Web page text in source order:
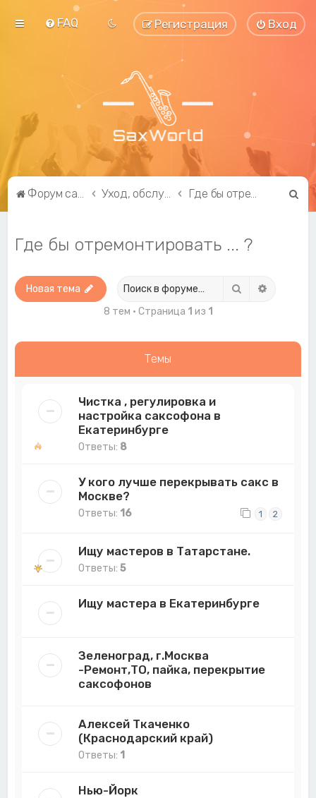
FAQ Вход
Регистрация
Форум саксофонистов SaxWorld.org Уход, обслуживание, ремонт и модификация Где бы отремонтировать ... ?
Где бы отремонтировать ... ?
Новая тема Поиск
8 тем • Страница 1 из 1
Темы
Чистка , регулировка и
настройка саксофона в
Екатеринбурге
Ответы: 8
У кого лучше перекрывать сакс в
Москве?
Ответы: 16 1 2
Ищу мастеров в Татарстане.
Ответы:5
Ищу мастера в Екатеринбурге
Зеленоград, г.Москва
-Ремонт,ТО, пайка, перекрытие
саксофонов
Алексей Ткаченко
(Краснодарский край)
Ответы: 1
Нью-Йорк